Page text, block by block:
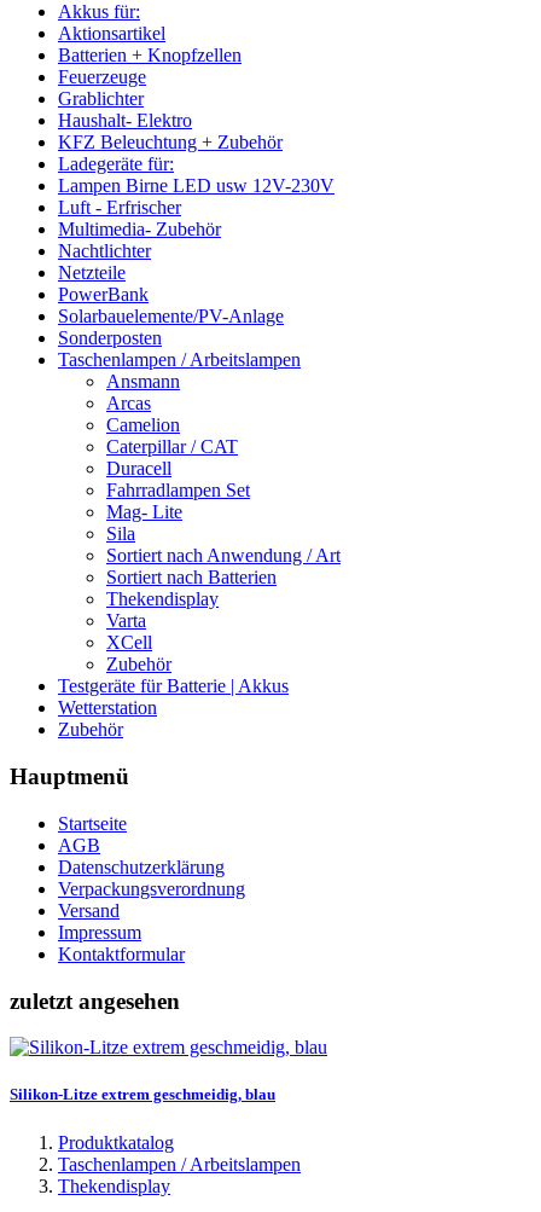
Akkus für:
Aktionsartikel
Batterien + Knopfzellen
Feuerzeuge
Grablichter
Haushalt- Elektro
KFZ Beleuchtung + Zubehör
Ladegeräte für:
Lampen Birne LED usw 12V-230V
Luft - Erfrischer
Multimedia- Zubehör
Nachtlichter
Netzteile
PowerBank
Solarbauelemente/PV-Anlage
Sonderposten
Taschenlampen / Arbeitslampen
Ansmann
Arcas
Camelion
Caterpillar / CAT
Duracell
Fahrradlampen Set
Mag- Lite
Sila
Sortiert nach Anwendung / Art
Sortiert nach Batterien
Thekendisplay
Varta
XCell
Zubehör
Testgeräte für Batterie | Akkus
Wetterstation
Zubehör
Hauptmenü
Startseite
AGB
Datenschutzerklärung
Verpackungsverordnung
Versand
Impressum
Kontaktformular
zuletzt angesehen
Silikon-Litze extrem geschmeidig, blau
Produktkatalog
Taschenlampen / Arbeitslampen
Thekendisplay